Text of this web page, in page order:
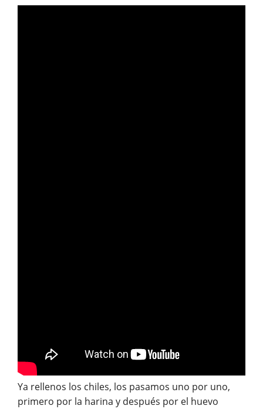
Ya rellenos los chiles, los pasamos uno por uno,
primero por la harina y después por el huevo